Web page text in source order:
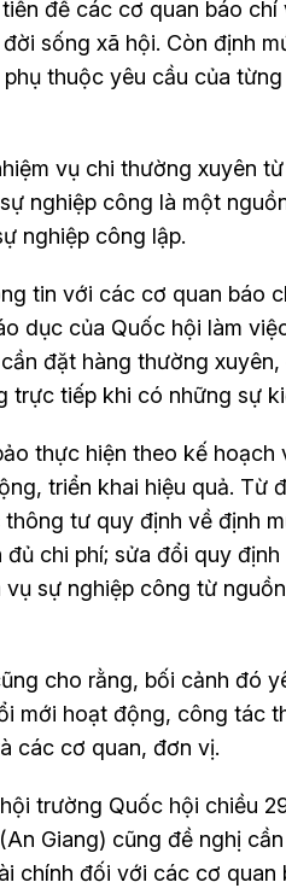
để các cơ quan báo
sống xã hội. Còn định
thuộc yêu cầu của
vụ chi thường xuyên
nghiệp công là một
nghiệp công lập.
tin với các cơ quan báo
dục của Quốc hội làm
đặt hàng thường
trực tiếp khi có những sự
thực hiện theo kế
triển khai hiệu quả. Từ
tư quy định về định
đủ chi phí; sửa đổi quy
sự nghiệp công từ
cho rằng, bối cảnh đó
mới hoạt động, công tác
các cơ quan, đơn vị.
trường Quốc hội chiều
Giang) cũng đề nghị
chính đối với các cơ